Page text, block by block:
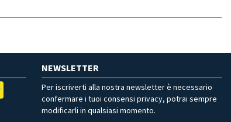
NEWSLETTER
Per iscriverti alla nostra newsletter è necessario
confermare i tuoi consensi privacy, potrai sempre
modificarli in qualsiasi momento.